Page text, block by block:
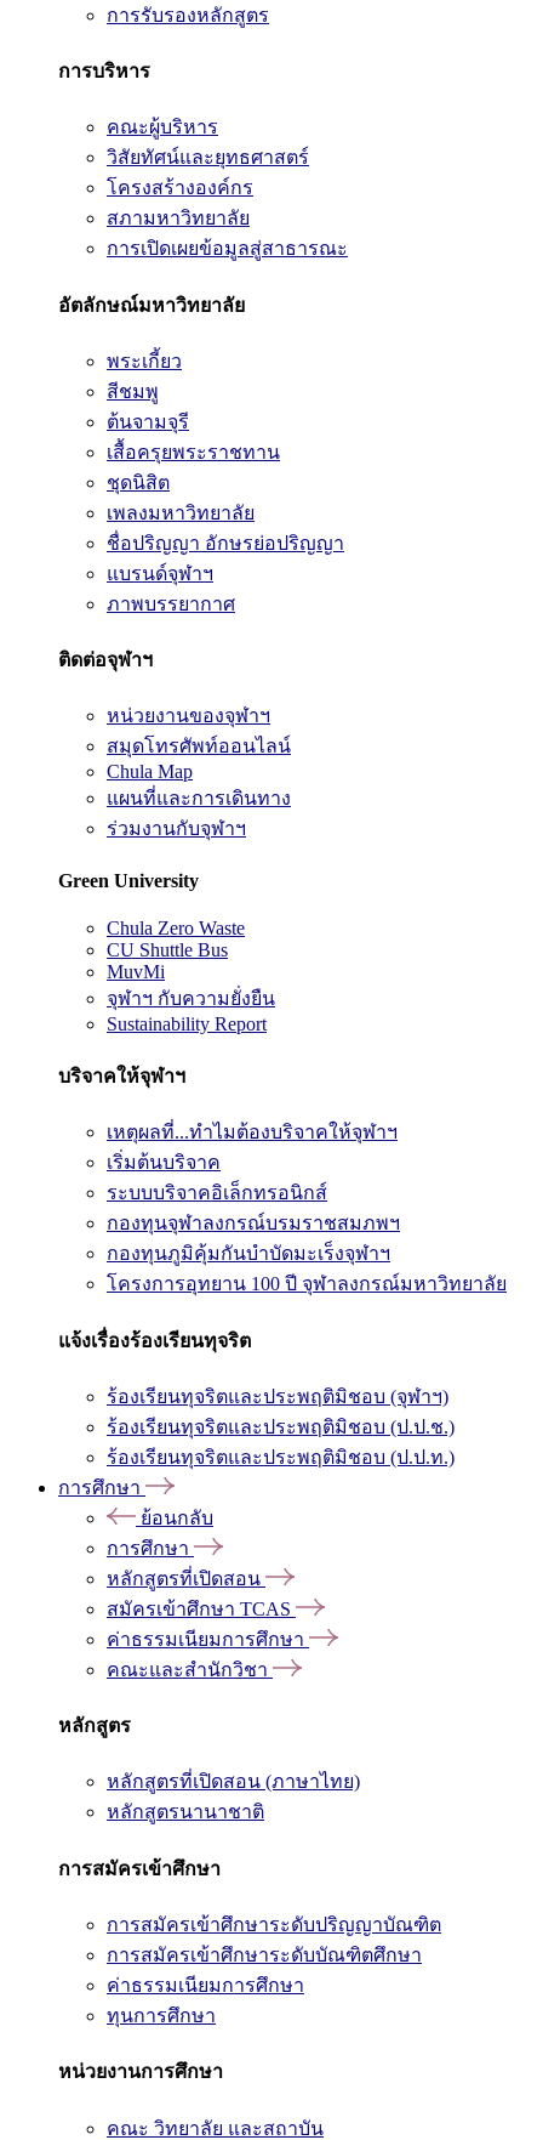
การรับรองหลักสูตร
การบริหาร
คณะผู้บริหาร
วิสัยทัศน์และยุทธศาสตร์
โครงสร้างองค์กร
สภามหาวิทยาลัย
การเปิดเผยข้อมูลสู่สาธารณะ
อัตลักษณ์มหาวิทยาลัย
พระเกี้ยว
สีชมพู
ต้นจามจุรี
เสื้อครุยพระราชทาน
ชุดนิสิต
เพลงมหาวิทยาลัย
ชื่อปริญญา อักษรย่อปริญญา
แบรนด์จุฬาฯ
ภาพบรรยากาศ
ติดต่อจุฬาฯ
หน่วยงานของจุฬาฯ
สมุดโทรศัพท์ออนไลน์
Chula Map
แผนที่และการเดินทาง
ร่วมงานกับจุฬาฯ
Green University
Chula Zero Waste
CU Shuttle Bus
MuvMi
จุฬาฯ กับความยั่งยืน
Sustainability Report
บริจาคให้จุฬาฯ
เหตุผลที่...ทำไมต้องบริจาคให้จุฬาฯ
เริ่มต้นบริจาค
ระบบบริจาคอิเล็กทรอนิกส์
กองทุนจุฬาลงกรณ์บรมราชสมภพฯ
กองทุนภูมิคุ้มกันบำบัดมะเร็งจุฬาฯ
โครงการอุทยาน 100 ปี จุฬาลงกรณ์มหาวิทยาลัย
แจ้งเรื่องร้องเรียนทุจริต
ร้องเรียนทุจริตและประพฤติมิชอบ (จุฬาฯ)
ร้องเรียนทุจริตและประพฤติมิชอบ (ป.ป.ช.)
ร้องเรียนทุจริตและประพฤติมิชอบ (ป.ป.ท.)
การศึกษา
ย้อนกลับ
การศึกษา
หลักสูตรที่เปิดสอน
สมัครเข้าศึกษา TCAS
ค่าธรรมเนียมการศึกษา
คณะและสำนักวิชา
หลักสูตร
หลักสูตรที่เปิดสอน (ภาษาไทย)
หลักสูตรนานาชาติ
การสมัครเข้าศึกษา
การสมัครเข้าศึกษาระดับปริญญาบัณฑิต
การสมัครเข้าศึกษาระดับบัณฑิตศึกษา
ค่าธรรมเนียมการศึกษา
ทุนการศึกษา
หน่วยงานการศึกษา
คณะ วิทยาลัย และสถาบัน